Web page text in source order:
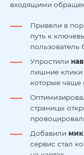
входящими
Привели в
путь к
пользователь
Упростили
лишние клики
которые чаще
страницы
Добавили
сервис стал